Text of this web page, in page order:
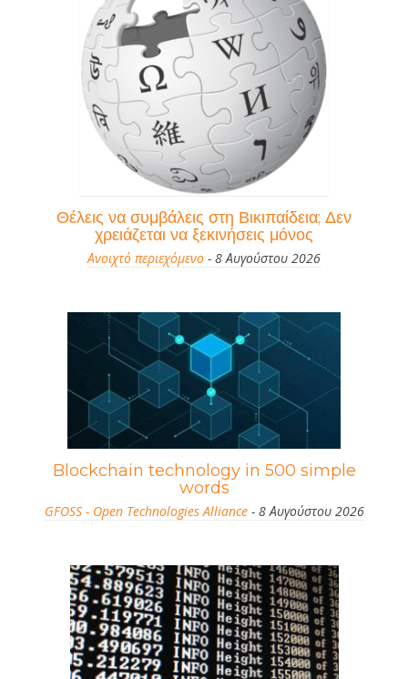
Θέλεις να συμβάλεις στη Βικιπαίδεια; Δεν
χρειάζεται να ξεκινήσεις μόνος
Ανοιχτό περιεχόμενο - 8 Αυγούστου 2026
Blockchain technology in 500 simple
words
GFOSS - Open Technologies Alliance- 8 Αυγούστου 2026